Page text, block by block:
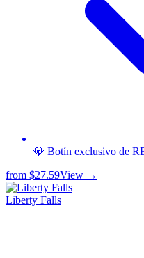
💎 Botín exclusivo de
from $27.59View →
Liberty Falls